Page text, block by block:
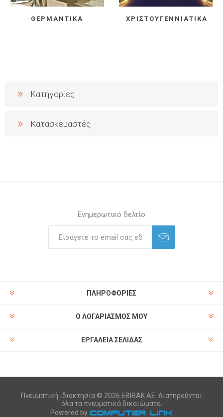
ΘΕΡΜΑΝΤΙΚΆ ΧΡΙΣΤΟΥΓΕΝΝΙΆΤΙΚΑ
Κατηγορίες
Κατασκευαστές
Ενημερωτικό δελτίο
ΠΛΗΡΟΦΟΡΊΕΣ
Ο ΛΟΓΑΡΙΑΣΜΌΣ ΜΟΥ
ΕΡΓΑΛΕΊΑ ΣΕΛΊΔΑΣ
Πνευματική ιδιοκτησία © 2026 ΕΒΙΒΑΚ ΑΕ. Διατηρούνται
όλα τα πνευματικά δικαιώματα.
Powered by